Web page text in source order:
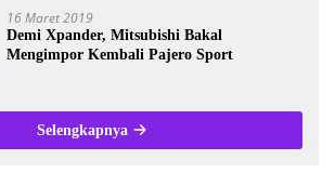
16 Maret 2019
Demi Xpander, Mitsubishi Bakal
Mengimpor Kembali Pajero Sport
Selengkapnya